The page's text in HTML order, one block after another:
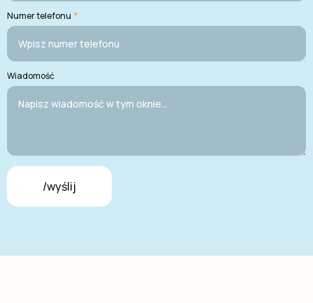
Numer telefonu *
Wiadomość
/wyślij